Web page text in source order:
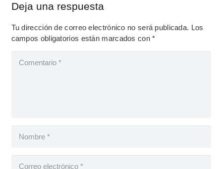
Deja una respuesta
Tu dirección de correo electrónico no será publicada. Los
campos obligatorios están marcados con*